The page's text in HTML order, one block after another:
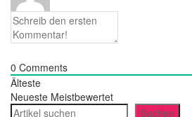
0 Comments
Älteste
Neueste Meistbewertet
Suchen
Suchen